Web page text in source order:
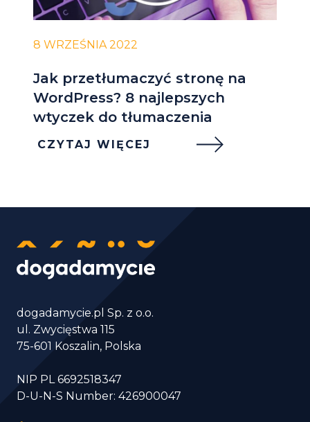
8 WRZEŚNIA 2022
Jak przetłumaczyć stronę na
WordPress? 8 najlepszych
wtyczek do tłumaczenia
CZYTAJ WIĘCEJ
dogadamycie.pl Sp. z o.o.
ul. Zwycięstwa 115
75-601 Koszalin, Polska
NIP PL 6692518347
D-U-N-S Number: 426900047